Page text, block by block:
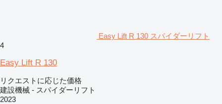
Easy Lift R 130 スパイダーリフト
4
Easy Lift R 130
リクエストに応じた価格
建設機械 - スパイダーリフト
2023